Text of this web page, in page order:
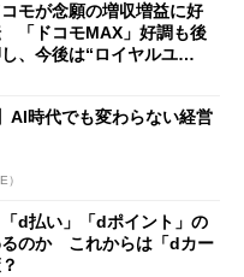
コモが念願の増収増益に好
「ドコモMAX」好調も後
、今後は“ロイヤルユー
AI時代でも変わらない経営
）
d払い」「dポイント」の
るのか これからは「dカー